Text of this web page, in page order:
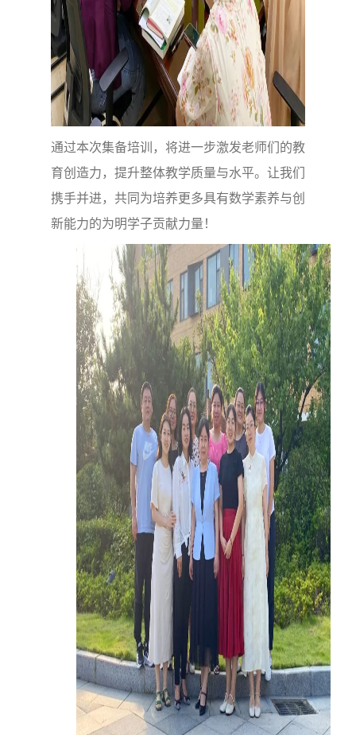
通过本次集备培训，将进一步激发老师们的教
育创造力，提升整体教学质量与水平。让我们
携手并进，共同为培养更多具有数学素养与创
新能力的为明学子贡献力量！